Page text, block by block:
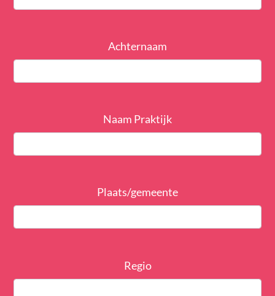
Achternaam
Naam Praktijk
Plaats/gemeente
Regio